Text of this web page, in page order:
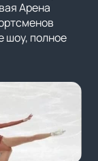
Арена
шоу, полное